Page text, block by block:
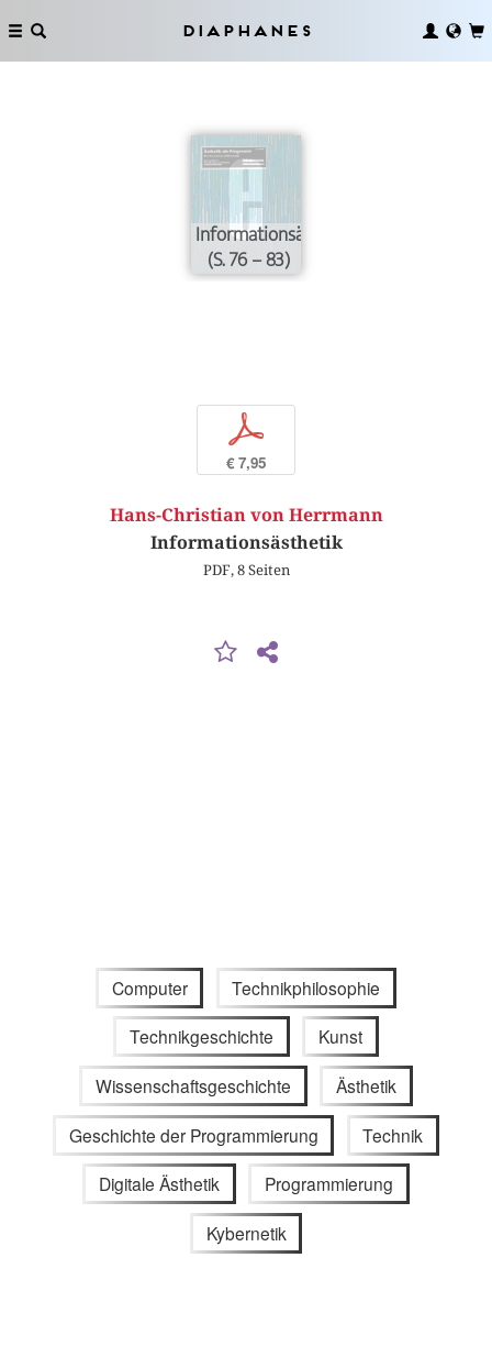
Diaphanes
Informationsästhetik
(S. 76 – 83)
p
€ 7,95
Hans-Christian von Herrmann
Informationsästhetik
PDF, 8 Seiten
Computer Technikphilosophie
Technikgeschichte Kunst
Wissenschaftsgeschichte Ästhetik
Geschichte der Programmierung Technik
Digitale Ästhetik Programmierung
Kybernetik